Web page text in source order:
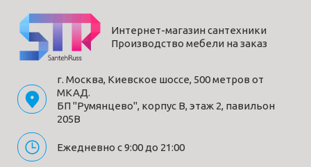
Интернет-магазин сантехники
Производство мебели на заказ
г. Москва, Киевское шоссе, 500 метров от
МКАД.
БП "Румянцево", корпус В, этаж 2, павильон
205В
Ежедневно с 9:00 до 21:00